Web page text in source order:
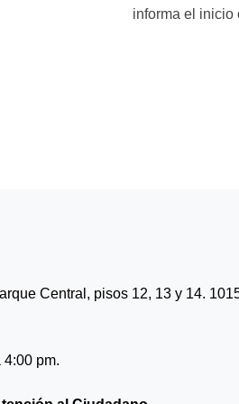
informa el
Central, pisos 12, 13 y 14.
4:00 pm.